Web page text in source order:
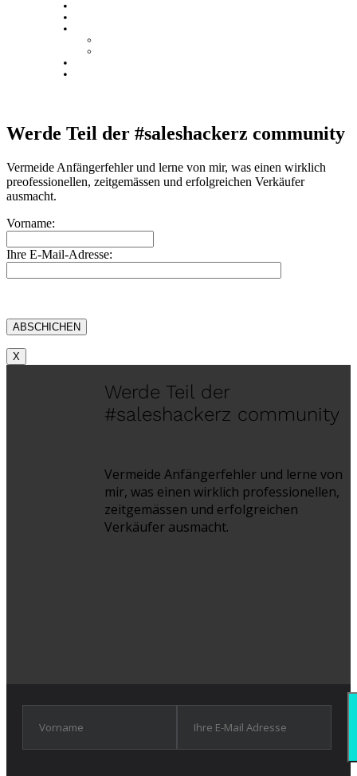
Werde Teil der #saleshackerz community
Vermeide Anfängerfehler und lerne von mir, was einen wirklich
preofessionellen, zeitgemässen und erfolgreichen Verkäufer
ausmacht.
Vorname:
Ihre E-Mail-Adresse:
X
Werde Teil der
#saleshackerz community
Vermeide Anfängerfehler und lerne von
mir, was einen wirklich professionellen,
zeitgemässen und erfolgreichen
Verkäufer ausmacht.